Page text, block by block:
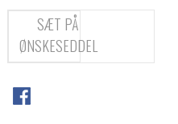
SÆT PÅ
ØNSKESEDDEL